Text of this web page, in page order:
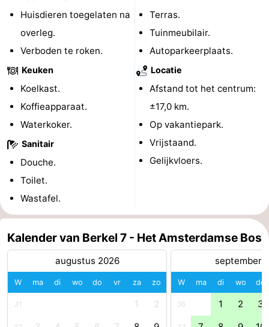
-
Noord-
Holland
-
Zuid-
Holland
Praktisch
Forum
Reisboekenwinkel
Openbaar
vervoer
Route
Centraal
Eindhoven
Huisdieren toegelaten na
overleg.
Verboden te roken.
Keuken
Koelkast.
Koffieapparaat.
Waterkoker.
Sanitair
Douche.
Toilet.
Wastafel.
Terras.
Tuinmeubilair.
Autoparkeerplaats.
Locatie
Afstand tot het centrum:
±17,0 km.
Op vakantiepark.
Vrijstaand.
Gelijkvloers.
Kalender van Berkel 7 - Het Amsterdamse Bos
augustus 2026
W ma di wo do vr za zo
31 1 2
september
W ma di wo do
36 1 2 3